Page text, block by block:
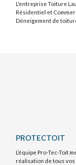
L'entreprise Toiture
Résidentiel et
Déneigement de
PROTECTOIT
L’équipe Pro-Tec-Toit
réalisation de tous